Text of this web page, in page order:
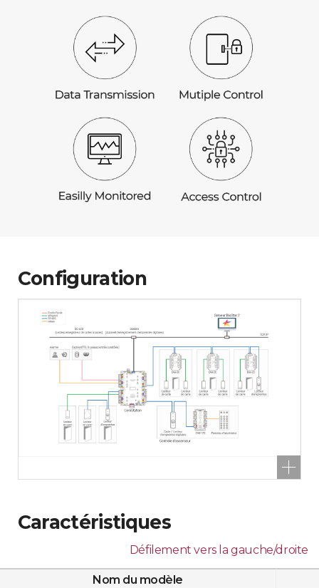
Configuration
Caractéristiques
Défilement vers la gauche/droite
Nom du modèle